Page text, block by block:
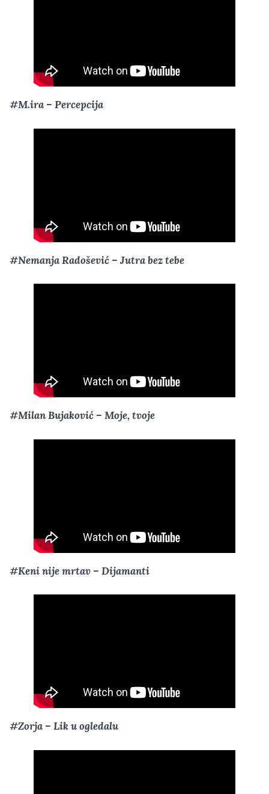
#M.ira – Percepcija
#Nemanja Radošević – Jutra bez tebe
#Milan Bujaković – Moje, tvoje
#Keni nije mrtav – Dijamanti
#Zorja – Lik u ogledalu